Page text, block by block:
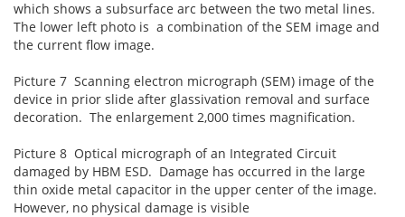
which shows a subsurface arc between the two metal lines.
The lower left photo is a combination of the SEM image and
the current flow image.
Picture 7 Scanning electron micrograph (SEM) image of the
device in prior slide after glassivation removal and surface
decoration. The enlargement 2,000 times magnification.
Picture 8 Optical micrograph of an Integrated Circuit
damaged by HBM ESD. Damage has occurred in the large
thin oxide metal capacitor in the upper center of the image.
However, no physical damage is visible